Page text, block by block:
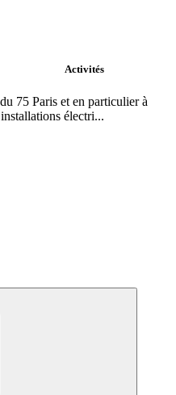
Activités
75 Paris et en particulier à
électri...